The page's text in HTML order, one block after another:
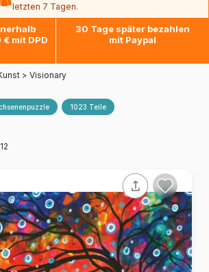
mit DPD
30 Tage später bezahlen
mit Paypal
> Visionary
1023 Teile
letzten 7 Tagen.